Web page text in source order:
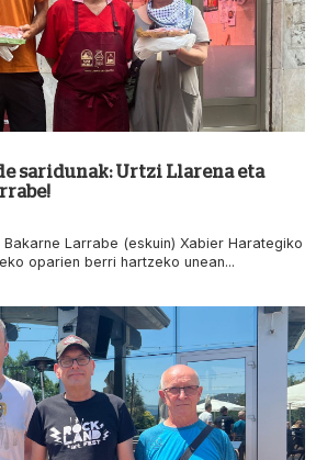
saridunak: Urtzi Llarena eta
Larrabe (eskuin) Xabier Harategiko
oparien berri hartzeko unean...